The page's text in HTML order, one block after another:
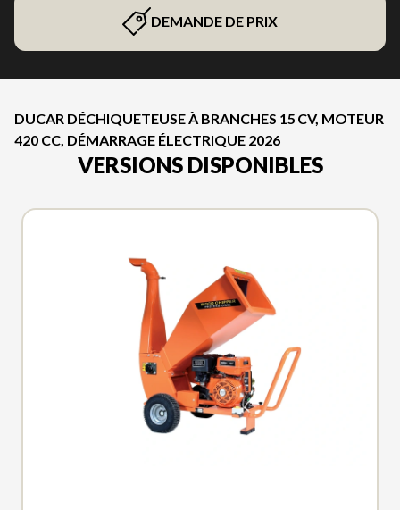
DEMANDE DE PRIX
DUCAR DÉCHIQUETEUSE À BRANCHES 15 CV, MOTEUR
420 CC, DÉMARRAGE ÉLECTRIQUE 2026
VERSIONS DISPONIBLES